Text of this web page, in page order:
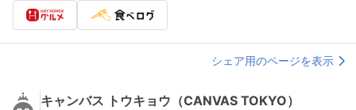
シェア用のページを表示
キャンバス トウキョウ（CANVAS TOKYO）